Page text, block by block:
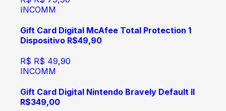
INCOMM
Gift Card Digital McAfee Total Protection 1
Dispositivo R$49,90
R$ R$ 49,90
INCOMM
Gift Card Digital Nintendo Bravely Default II
R$349,00